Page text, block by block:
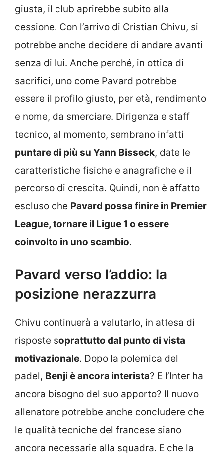
giusta, il club aprirebbe subito alla
cessione. Con l’arrivo di Cristian Chivu, si
potrebbe anche decidere di andare avanti
senza di lui. Anche perché, in ottica di
sacrifici, uno come Pavard potrebbe
essere il profilo giusto, per età, rendimento
e nome, da smerciare. Dirigenza e staff
tecnico, al momento, sembrano infatti
puntare di più su Yann Bisseck, date le
caratteristiche fisiche e anagrafiche e il
percorso di crescita. Quindi, non è affatto
escluso che Pavard possa finire in Premier
League, tornare il Ligue 1 o essere
coinvolto in uno scambio.
Pavard verso l’addio: la
posizione nerazzurra
Chivu continuerà a valutarlo, in attesa di
risposte soprattutto dal punto di vista
motivazionale. Dopo la polemica del
padel, Benji è ancora interista? E l’Inter ha
ancora bisogno del suo apporto? Il nuovo
allenatore potrebbe anche concludere che
le qualità tecniche del francese siano
ancora necessarie alla squadra. E che la